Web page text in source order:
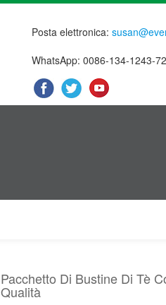
Posta elettronica:
WhatsApp: 0086-134-1243-
Pacchetto Di Bustine Di Tè
Qualità